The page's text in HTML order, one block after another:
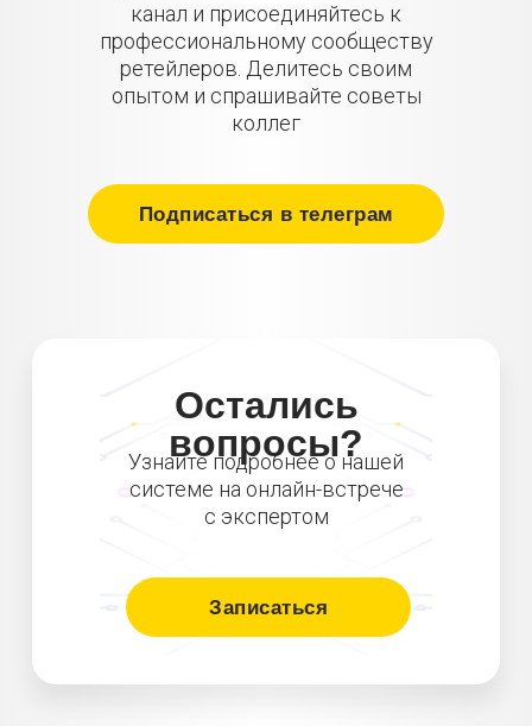
Подписаться в телеграм
канал и присоединяйтесь к
профессиональному сообществу
ретейлеров. Делитесь своим
опытом и спрашивайте советы
коллег
Остались
вопросы?
Узнайте подробнее о нашей
системе на онлайн-встрече
с экспертом
Записаться